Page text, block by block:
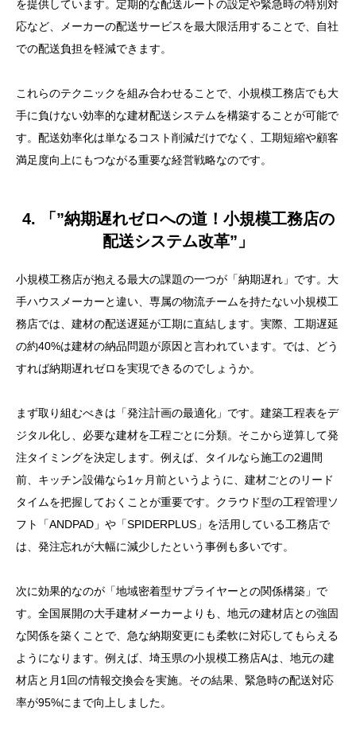
を提供しています。定期的な配送ルートの設定や緊急時の特別対
応など、メーカーの配送サービスを最大限活用することで、自社
での配送負担を軽減できます。
これらのテクニックを組み合わせることで、小規模工務店でも大
手に負けない効率的な建材配送システムを構築することが可能で
す。配送効率化は単なるコスト削減だけでなく、工期短縮や顧客
満足度向上にもつながる重要な経営戦略なのです。
4. 「”納期遅れゼロへの道！小規模工務店の
配送システム改革”」
小規模工務店が抱える最大の課題の一つが「納期遅れ」です。大
手ハウスメーカーと違い、専属の物流チームを持たない小規模工
務店では、建材の配送遅延が工期に直結します。実際、工期遅延
の約40%は建材の納品問題が原因と言われています。では、どう
すれば納期遅れゼロを実現できるのでしょうか。
まず取り組むべきは「発注計画の最適化」です。建築工程表をデ
ジタル化し、必要な建材を工程ごとに分類。そこから逆算して発
注タイミングを決定します。例えば、タイルなら施工の2週間
前、キッチン設備なら1ヶ月前というように、建材ごとのリード
タイムを把握しておくことが重要です。クラウド型の工程管理ソ
フト「ANDPAD」や「SPIDERPLUS」を活用している工務店で
は、発注忘れが大幅に減少したという事例も多いです。
次に効果的なのが「地域密着型サプライヤーとの関係構築」で
す。全国展開の大手建材メーカーよりも、地元の建材店との強固
な関係を築くことで、急な納期変更にも柔軟に対応してもらえる
ようになります。例えば、埼玉県の小規模工務店Aは、地元の建
材店と月1回の情報交換会を実施。その結果、緊急時の配送対応
率が95%にまで向上しました。